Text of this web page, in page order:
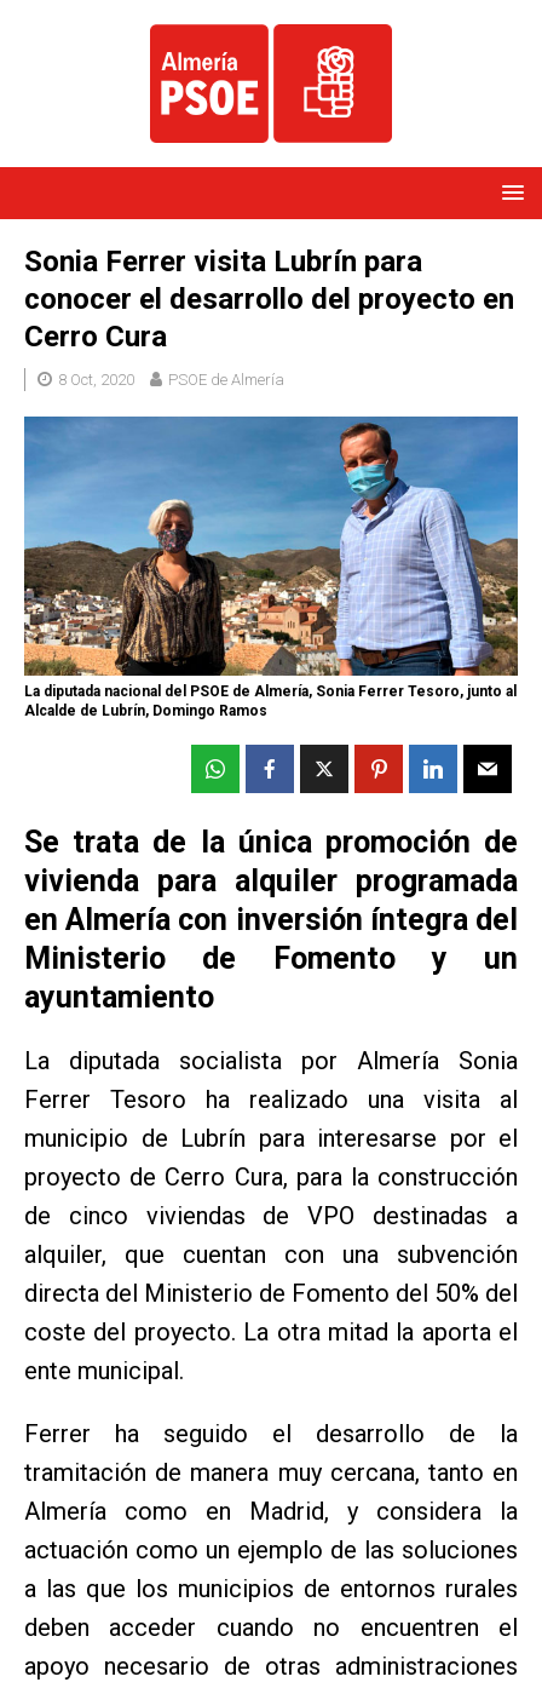
Sonia Ferrer visita Lubrín para
conocer el desarrollo del proyecto en
Cerro Cura
8 Oct, 2020 PSOE de Almería
La diputada nacional del PSOE de Almería, Sonia Ferrer Tesoro, junto al
Alcalde de Lubrín, Domingo Ramos
Se trata de la única promoción de
vivienda para alquiler programada
en Almería con inversión íntegra del
Ministerio de Fomento y un
ayuntamiento
La diputada socialista por Almería Sonia
Ferrer Tesoro ha realizado una visita al
municipio de Lubrín para interesarse por el
proyecto de Cerro Cura, para la construcción
de cinco viviendas de VPO destinadas a
alquiler, que cuentan con una subvención
directa del Ministerio de Fomento del 50% del
coste del proyecto. La otra mitad la aporta el
ente municipal.
Ferrer ha seguido el desarrollo de la
tramitación de manera muy cercana, tanto en
Almería como en Madrid, y considera la
actuación como un ejemplo de las soluciones
a las que los municipios de entornos rurales
deben acceder cuando no encuentren el
apoyo necesario de otras administraciones